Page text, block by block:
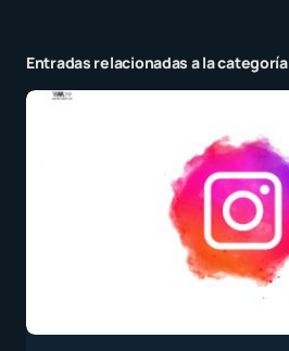
Entradas relacionadas a la categoría